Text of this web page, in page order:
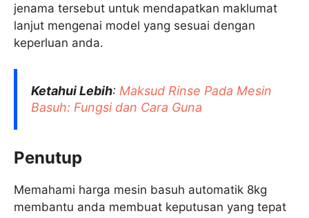
jenama tersebut untuk mendapatkan maklumat
lanjut mengenai model yang sesuai dengan
keperluan anda.
Ketahui Lebih: Maksud Rinse Pada Mesin
Basuh: Fungsi dan Cara Guna
Penutup
Memahami harga mesin basuh automatik 8kg
membantu anda membuat keputusan yang tepat